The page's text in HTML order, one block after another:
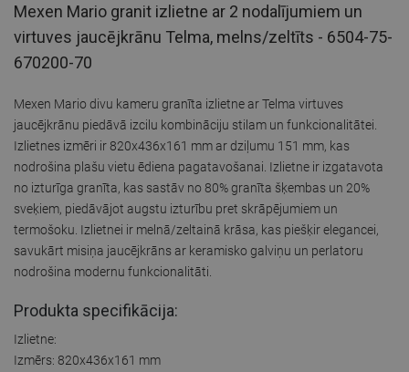
Mexen Mario granit izlietne ar 2 nodalījumiem un
virtuves jaucējkrānu Telma, melns/zeltīts - 6504-75-
670200-70
Mexen Mario divu kameru granīta izlietne ar Telma virtuves
jaucējkrānu piedāvā izcilu kombināciju stilam un funkcionalitātei.
Izlietnes izmēri ir 820x436x161 mm ar dziļumu 151 mm, kas
nodrošina plašu vietu ēdiena pagatavošanai. Izlietne ir izgatavota
no izturīga granīta, kas sastāv no 80% granīta šķembas un 20%
sveķiem, piedāvājot augstu izturību pret skrāpējumiem un
termošoku. Izlietnei ir melnā/zeltainā krāsa, kas piešķir elegancei,
savukārt misiņa jaucējkrāns ar keramisko galviņu un perlatoru
nodrošina modernu funkcionalitāti.
Produkta specifikācija:
Izlietne:
Izmērs: 820x436x161 mm